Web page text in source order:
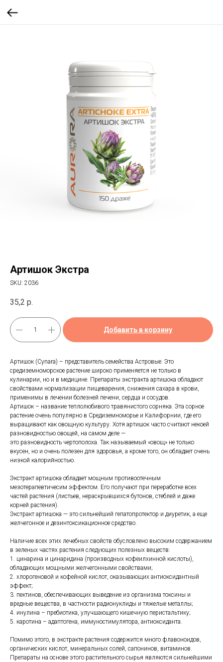
Артишок Экстра
SKU: 2036
35,2 р.
Добавить в корзину
Артишок (Cynara) – представитель семейства Астровые. Это
средиземноморское растение широко применяется не только в
кулинарии, но и в медицине. Препараты экстракта артишока обладают
свойствами нормализации пищеварения, снижения сахара в крови,
применимы в лечении болезней печени, сердца и сосудов.
Артишок – название теплолюбивого травянистого сорняка. Эта сорное
растение очень популярно в Средиземноморье и Калифорнии, где его
выращивают как овощную культуру. Хотя артишок часто считают некоей
разновидностью овощей, на самом деле —
это разновидность чертополоха. Так называемый «овощ» не только
вкусен, но и очень полезен для здоровья, а кроме того, он обладает очень
низкой калорийностью.
Экстракт артишока обладает мощным противоотечным
мезотерапевтичесим эффектом. Его получают при переработке всех
частей растения (листьев, нераскрывшихся бутонов, стеблей и даже
корней растения).
Экстракт артишока — это сильнейший гепатопротектор и диуретик, а еще
желчегонное и дезинтоксикационное средство.
Наличие всех этих лечебных свойств обусловлено высоким содержанием
в зеленых частях растения следующих полезных веществ:
1. цинарина и цинаридина (производных кофеилхинной кислоты),
обладающих мощными желчегонными свойствами;
2. хлорогеновой и кофейной кислот, оказывающих антиоксидантный
эффект;
3. пектинов, обеспечивающих выведение из организма токсины и
вредные вещества, в частности радионуклиды и тяжелые металлы;
4. инулина – пребиотика, улучшающего кишечную перистальтику;
5. каротина – адаптогена, иммуностимулятора, антиоксиданта.
Помимо этого, в экстракте растения содержится много флавоноидов,
органических кислот, минеральных солей, сапонинов, витаминов.
Препараты на основе этого растительного сырья являются сильнейшими